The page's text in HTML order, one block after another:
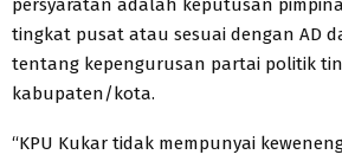
persyaratan adalah keputusan
tingkat pusat atau sesuai dengan AD
tentang kepengurusan partai politik
kabupaten/kota.
“KPU Kukar tidak mempunyai